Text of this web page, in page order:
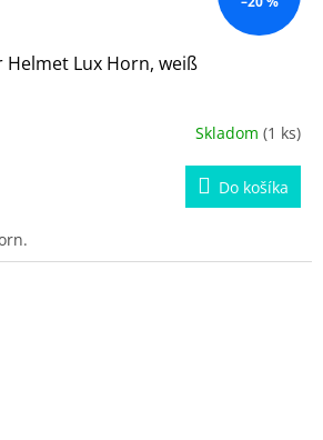
Helmet Lux Horn, weiß
Skladom (1 ks)
Do košíka